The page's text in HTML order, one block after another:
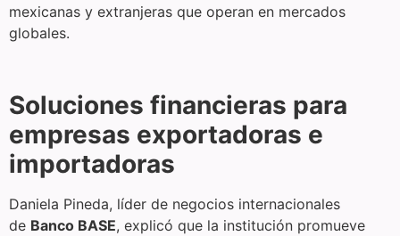
mexicanas y extranjeras que operan en mercados
globales.
Soluciones financieras para
empresas exportadoras e
importadoras
Daniela Pineda, líder de negocios internacionales
de Banco BASE, explicó que la institución promueve